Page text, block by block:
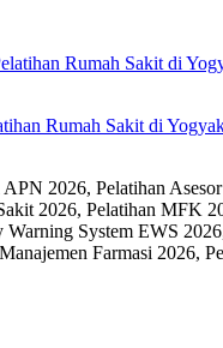
Rumah Sakit di
2026, Pelatihan
2026, Pelatihan
System EWS
Farmasi